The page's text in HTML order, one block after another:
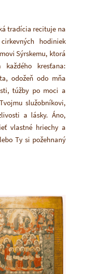
tradícia recituje na
hodiniek
Sýrskemu, ktorá
každého kresťana:
odožeň odo mňa
túžby po moci a
služobníkovi,
a lásky. Áno,
vlastné hriechy a
Ty si požehnaný